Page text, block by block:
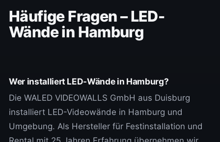
Häufige Fragen – LED-
Wände in Hamburg
Wer installiert LED-Wände in Hamburg?
Die WALED VIDEOWALLS GmbH aus Duisburg
installiert LED-Videowände in Hamburg und
Umgebung. Als Hersteller für Festinstallation und